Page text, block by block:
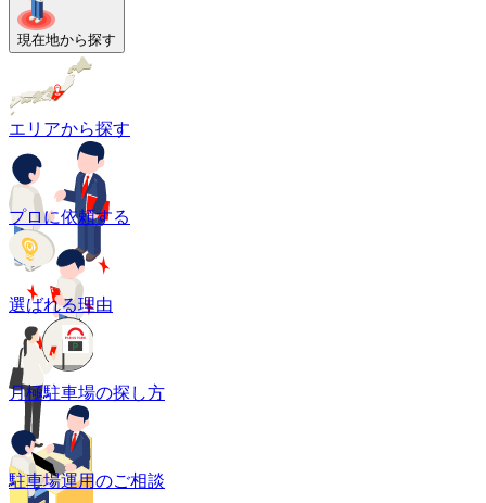
現在地から探す
エリアから探す
プロに依頼する
選ばれる理由
月極駐車場の探し方
駐車場運用のご相談